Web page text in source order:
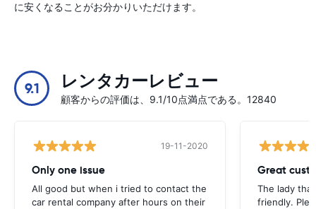
に安くなることがお分かりいただけます。
9.1 レンタカーレビュー
顧客からの評価は、9.1/10点満点である。12840
19-11-2020
Only one issue
All good but when i tried to contact the
car rental company after hours on their
Great
The lady
friendly.